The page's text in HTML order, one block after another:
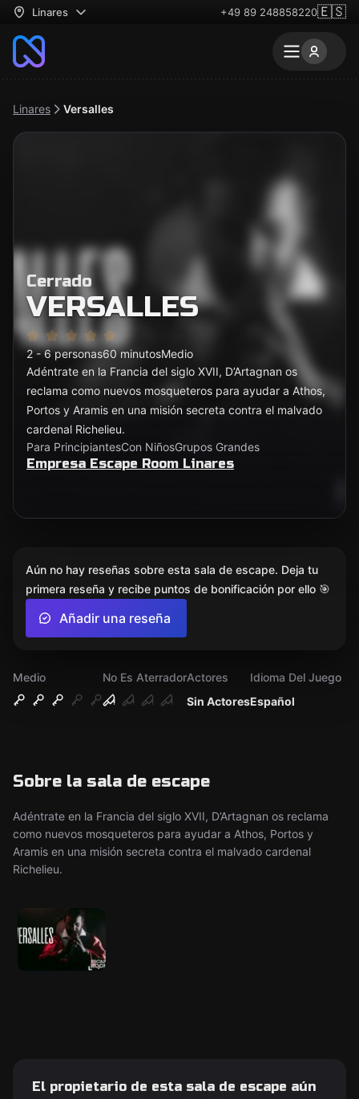
Linares +49 89 248858220🇪🇸
Linares Versalles
Cerrado
VERSALLES
2 - 6 personas60 minutosMedio
Adéntrate en la Francia del siglo XVII, D’Artagnan os
reclama como nuevos mosqueteros para ayudar a Athos,
Portos y Aramis en una misión secreta contra el malvado
cardenal Richelieu.
Para PrincipiantesCon NiñosGrupos Grandes
Empresa Escape Room Linares
Medio
No Es Aterrador
Sin Actores
Actores
Español
Idioma Del Juego
Sobre la sala de escape
Adéntrate en la Francia del siglo XVII, D’Artagnan os reclama
como nuevos mosqueteros para ayudar a Athos, Portos y
Aramis en una misión secreta contra el malvado cardenal
Richelieu.
Aún no hay reseñas sobre esta sala de escape. Deja tu
primera reseña y recibe puntos de bonificación por ello 🎯
Añadir una reseña
El propietario de esta sala de escape aún